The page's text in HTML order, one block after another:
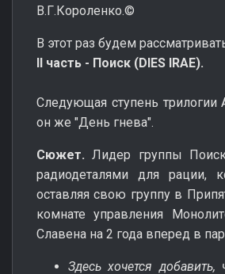
В.Г.Короленко.©
В этот раз будем
II часть - Поиск (DIES IRAE).
Следующая ступень трилогии
он же "День гнева".
Сюжет. Лидер группы
радиодеталями для рации,
оставляя свою группу в
комнате управления
Славена на 2 года вперед в
Здесь хочется